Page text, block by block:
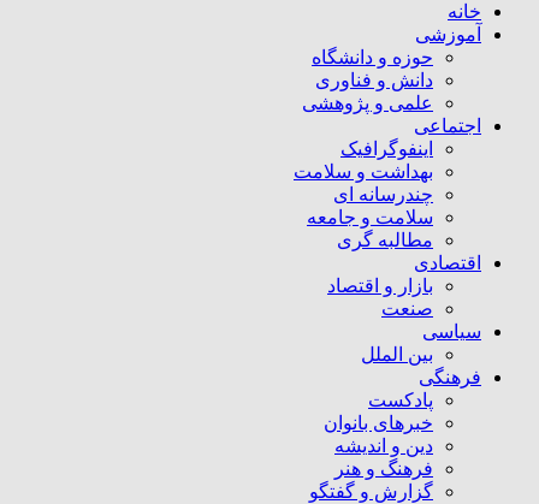
خانه
آموزشی
حوزه و دانشگاه
دانش و فناوری
علمی و پژوهشی
اجتماعی
اینفوگرافیک
بهداشت و سلامت
چندرسانه ای
سلامت و جامعه
مطالبه گری
اقتصادی
بازار و اقتصاد
صنعت
سیاسی
بین الملل
فرهنگی
پادکست
خبرهای بانوان
دین و اندیشه
فرهنگ و هنر
گزارش و گفتگو